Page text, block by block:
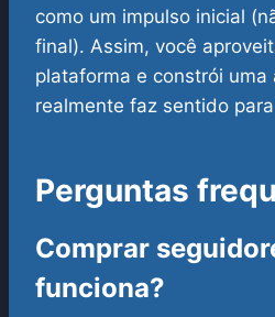
como um impulso inicial
final). Assim, você
plataforma e constrói uma
realmente faz sentido
Perguntas
Comprar
funciona?